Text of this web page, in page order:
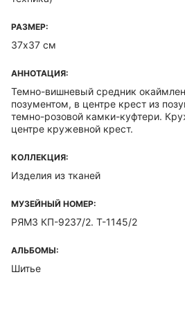
РАЗМЕР:
37х37 см
АННОТАЦИЯ:
Темно-вишневый средник
позументом, в центре крест из
темно-розовой камки-куфтери.
центре кружевной крест.
КОЛЛЕКЦИЯ:
Изделия из тканей
МУЗЕЙНЫЙ НОМЕР:
РЯМЗ КП-9237/2. Т-1145/2
АЛЬБОМЫ:
Шитье